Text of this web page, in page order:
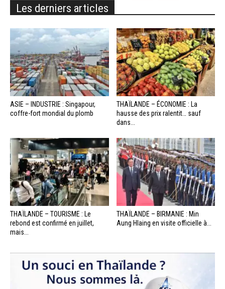
Les derniers articles
ASIE – INDUSTRIE : Singapour,
coffre-fort mondial du plomb
THAÏLANDE – ÉCONOMIE : La
hausse des prix ralentit… sauf
dans...
THAÏLANDE – TOURISME : Le
rebond est confirmé en juillet,
mais...
THAÏLANDE – BIRMANIE : Min
Aung Hlaing en visite officielle à...